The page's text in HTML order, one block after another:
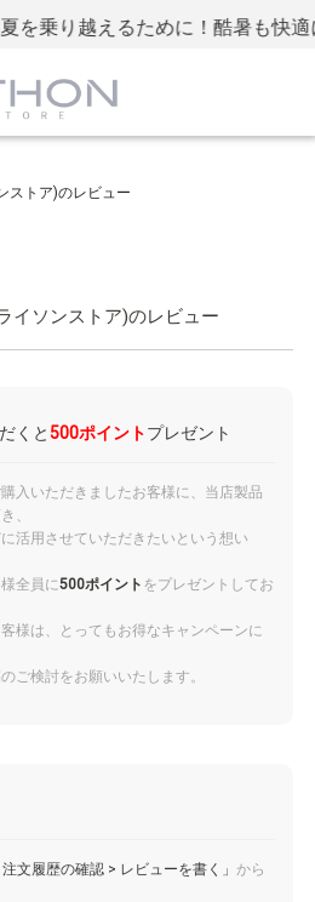
乗り越えるために！酷暑も快適に
ストア)のレビュー
イソンストア)のレビュー
くと500ポイントプレゼント
入いただきましたお客様に、当店製品
、
活用させていただきたいという想い
全員に500ポイント をプレゼントしてお
様は、とってもお得なキャンペーンに
ご検討をお願いいたします。
注文履歴の確認 > レビューを書く」 から